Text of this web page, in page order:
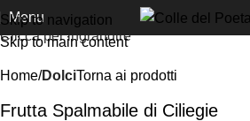
Skip to navigation
Skip to main content
Menu
Clicca per ingrandire
Home DolciTorna ai prodotti
Frutta Spalmabile di Ciliegie